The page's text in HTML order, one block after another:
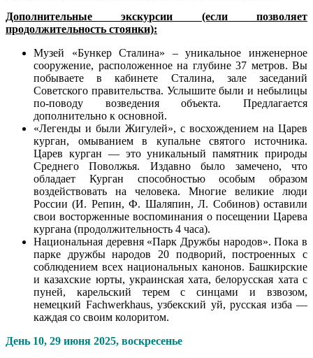
Дополнительные экскурсии (если позволяет
продолжительность стоянки):
Музей «Бункер Сталина» – уникальное инженерное
сооружение, расположенное на глубине 37 метров. Вы
побываете в кабинете Сталина, зале заседаний
Советского правительства. Услышите были и небылицы
по-поводу возведения объекта. Предлагается
дополнительно к основной.
«Легенды и были Жигулей», с восхождением на Царев
курган, омыванием в купальне святого источника.
Царев курган — это уникальный памятник природы
Среднего Поволжья. Издавно было замечено, что
обладает Курган способностью особым образом
воздействовать на человека. Многие великие люди
России (И. Репин, Ф. Шаляпин, Л. Собинов) оставили
свои восторженные воспоминания о посещении Царева
кургана (продолжительность 4 часа).
Национальная деревня «Парк Дружбы народов». Пока в
парке дружбы народов 20 подворий, построенных с
соблюдением всех национальных канонов. Башкирские
и казахские юрты, украинская хата, белорусская хата с
пуней, карельский терем с синцами и взвозом,
немецкий Fachwerkhaus, узбекский уй, русская изба —
каждая со своим колоритом.
День 10, 29 июня 2025, воскресенье